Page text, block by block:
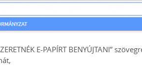
E-PAPÍRT BENYÚJTANI”